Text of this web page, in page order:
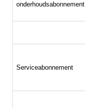
onderhoudsabonnement
Serviceabonnement